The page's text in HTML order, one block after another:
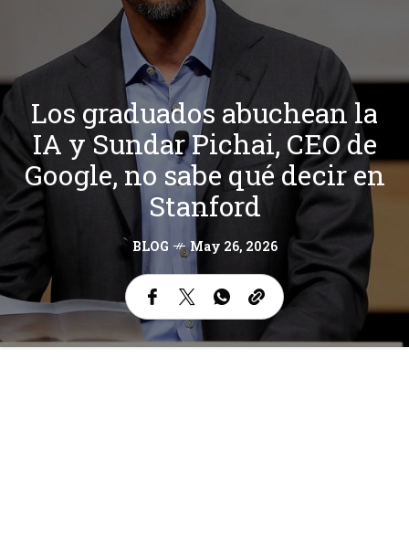
Los graduados abuchean la
IA y Sundar Pichai, CEO de
Google, no sabe qué decir en
Stanford
BLOG May 26, 2026